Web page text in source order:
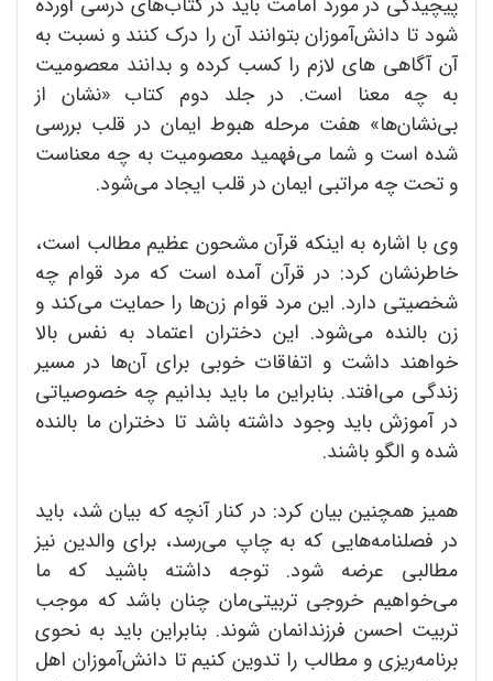
شود تا دانش‌آموزان بتوانند آن را درک کنند و نسبت به
آن آگاهی های لازم را کسب کرده و بدانند معصومیت
به چه معنا است. در جلد دوم کتاب «نشان از
بی‌نشان‌ها» هفت مرحله هبوط ایمان در قلب بررسی
شده است و شما می‌فهمید معصومیت به چه معناست
و تحت چه مراتبی ایمان در قلب ایجاد می‌شود.
وی با اشاره به اینکه قرآن مشحون عظیم مطالب است،
خاطرنشان کرد: در قرآن آمده است که مرد قوام چه
شخصیتی دارد. این مرد قوام زن‌ها را حمایت می‌کند و
زن بالنده می‌شود. این دختران اعتماد به نفس بالا
خواهند داشت و اتفاقات خوبی برای آن‌ها در مسیر
زندگی می‌افتد. بنابراین ما باید بدانیم چه خصوصیاتی
در آموزش باید وجود داشته باشد تا دختران ما بالنده
شده و الگو باشند.
همیز همچنین بیان کرد: در کنار آنچه که بیان شد، باید
در فصلنامه‌هایی که به چاپ می‌رسد، برای والدین نیز
مطالبی عرضه شود. توجه داشته باشید که ما
می‌خواهیم خروجی تربیتی‌مان چنان باشد که موجب
تربیت احسن فرزندانمان شوند. بنابراین باید به نحوی
برنامه‌ریزی و مطالب را تدوین کنیم تا دانش‌آموزان اهل